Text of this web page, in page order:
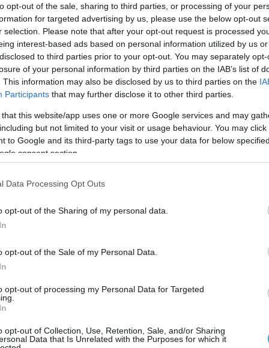
opt-out of the sale, sharing to third parties, or processing of your
for targeted advertising by us, please use the below opt-out
selection. Please note that after your opt-out request is processed
interest-based ads based on personal information utilized by us
to third parties prior to your opt-out. You may separately
of your personal information by third parties on the IAB’s list of
This information may also be disclosed by us to third parties on the
Participants that may further disclose it to other third parties.
that this website/app uses one or more Google services and may
but not limited to your visit or usage behaviour. You may
to Google and its third-party tags to use your data for below
consent section.
Data Processing Opt Outs
opt-out of the Sharing of my personal data.
opt-out of the Sale of my Personal Data.
opt-out of processing my Personal Data for Targeted
opt-out of Collection, Use, Retention, Sale, and/or Sharing
Data that Is Unrelated with the Purposes for which it
σοβαρό πρόβλημα στις σχέσεις της
για τις πληροφορίες (περί μεταφοράς
των S-400 στην Σινώπη στην Μαύρη
οι πρώτες δοκιμές την επόμενη
διαφωνούμε πολύ έντονα με την αγορά των
πυραύλων S-400 από την
βαθύτατα ανήσυχοι από τις
η Τουρκία συνεχίζει τις προσπάθειες για
από το πρόγραμμα των F-35, ως
οποία η κυβέρνηση των ΗΠΑ
το θέμα.
τονίζουμε στα ανώτατα δυνατά επίπεδα
400 παραμένει μεγάλο εμπόδιο στις
και στο ΝΑΤΟ ενώ δημιουργεί τον κίνδυνο